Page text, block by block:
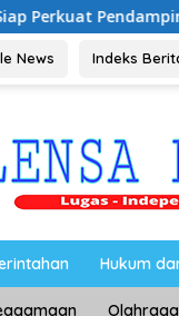
Hukum
News Indeks
Hukum
Olahraga